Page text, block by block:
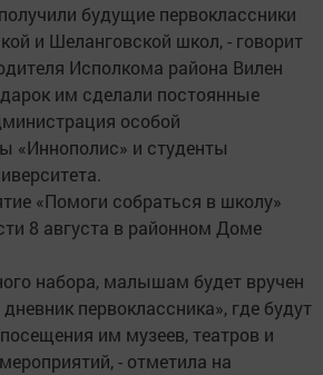
будущие первоклассники
и Шеланговской школ, - говорит
Исполкома района Вилен
им сделали постоянные
особой
«Иннополис» и студенты
«Помоги собраться в школу»
8 августа в районном Доме
набора, малышам будет вручен
первоклассника», где будут
им музеев, театров и
- отметила на